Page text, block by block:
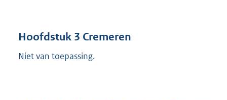
Hoofdstuk 3 Cremeren
Niet van toepassing.